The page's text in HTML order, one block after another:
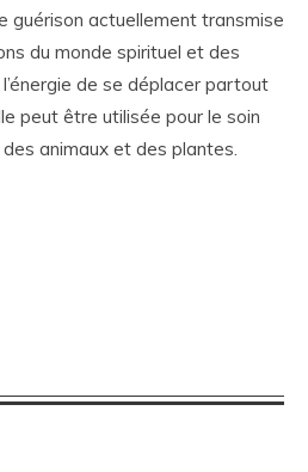
guérison actuellement transmise
du monde spirituel et des
de se déplacer partout
peut être utilisée pour le soin
animaux et des plantes.